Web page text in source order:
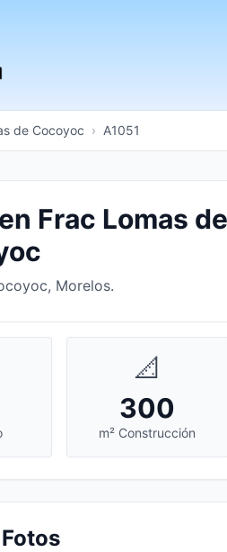
de Cocoyoc › A1051
Frac Lomas de
Morelos.
📐
300
m² Construcción